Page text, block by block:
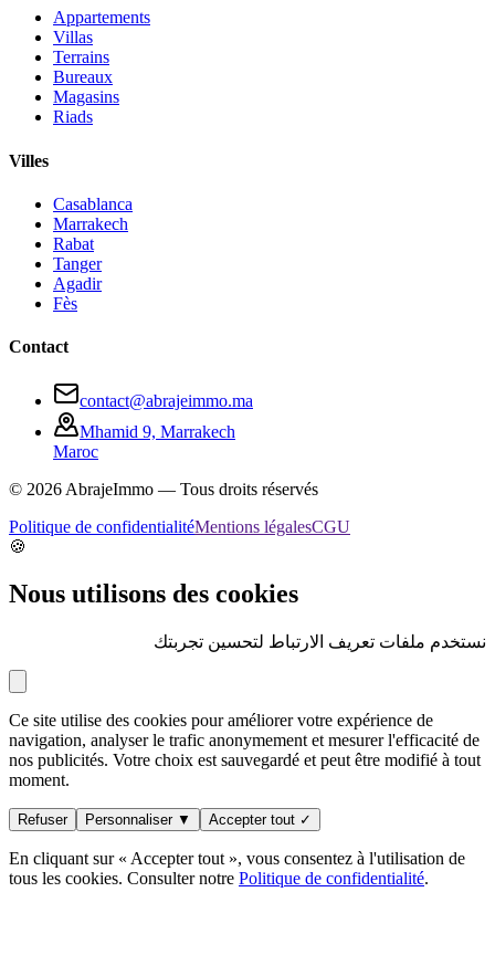
Appartements
Villas
Terrains
Bureaux
Magasins
Riads
Villes
Casablanca
Marrakech
Rabat
Tanger
Agadir
Fès
Contact
contact@abrajeimmo.ma
Mhamid 9, Marrakech
Maroc
© 2026AbrajeImmo — Tous droits réservés
Politique de confidentialitéMentions légalesCGU
🍪
Nous utilisons des cookies
نستخدم ملفات تعريف الارتباط لتحسين تجربتك
Ce site utilise des cookies pour améliorer votre expérience de
navigation, analyser le trafic anonymement et mesurer l'efficacité de
nos publicités. Votre choix est sauvegardé et peut être modifié à tout
moment.
Refuser Personnaliser ▼ Accepter tout ✓
En cliquant sur « Accepter tout », vous consentez à l'utilisation de
tous les cookies. Consulter notre Politique de confidentialité.